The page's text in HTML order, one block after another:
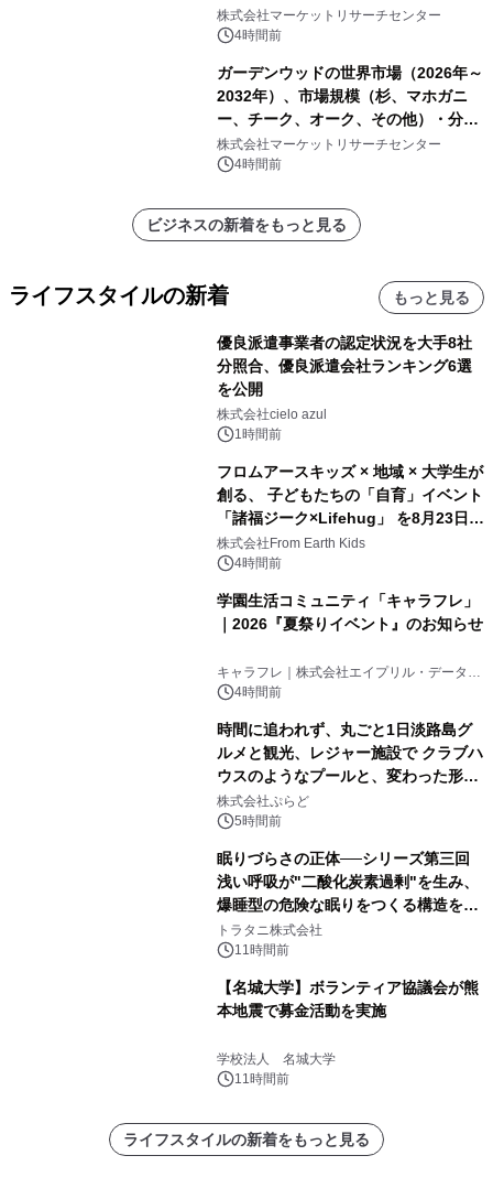
株式会社マーケットリサーチセンター
4時間前
ガーデンウッドの世界市場（2026年～
2032年）、市場規模（杉、マホガニ
ー、チーク、オーク、その他）・分析
レポートを発表
株式会社マーケットリサーチセンター
4時間前
ビジネスの新着をもっと見る
ライフスタイルの新着 もっと見る
優良派遣事業者の認定状況を大手8社
分照合、優良派遣会社ランキング6選
を公開
株式会社cielo azul
1時間前
フロムアースキッズ × 地域 × 大学生が
創る、 子どもたちの「自育」イベント
「諸福ジーク×Lifehug」 を8月23日
(日)開催
株式会社From Earth Kids
4時間前
学園生活コミュニティ「キャラフレ」
｜2026『夏祭りイベント』のお知らせ
キャラフレ｜株式会社エイプリル・データ・
デザインズ
4時間前
時間に追われず、丸ごと1日淡路島グ
ルメと観光、レジャー施設で クラブハ
ウスのようなプールと、変わった形の
サウナも 「THE BOXY AWAJI」のお
得な素泊まり連泊プランで
株式会社ぷらど
5時間前
眠りづらさの正体──シリーズ第三回
浅い呼吸が"二酸化炭素過剰"を生み、
爆睡型の危険な眠りをつくる構造を解
説
トラタニ株式会社
11時間前
【名城大学】ボランティア協議会が熊
本地震で募金活動を実施
学校法人 名城大学
11時間前
ライフスタイルの新着をもっと見る